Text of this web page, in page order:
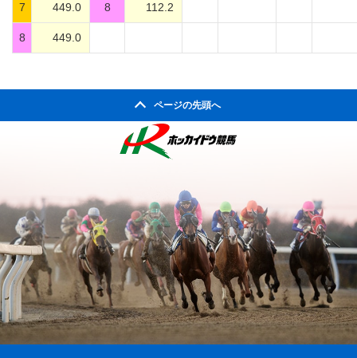
7 449.0 8 112.2
8 449.0
ページの先頭へ